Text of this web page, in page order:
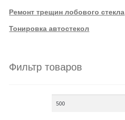
Ремонт трещин лобового стекла
Тонировка автостекол
Фильтр товаров